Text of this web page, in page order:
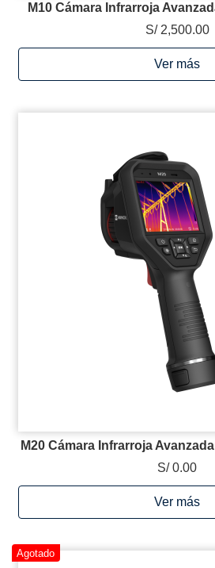
M10 Cámara Infrarroja
S/ 2,500.00
Ver más
M20 Cámara Infrarroja
S/ 0.00
Ver más
Agotado